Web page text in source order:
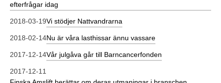
efterfrågar idag
2018-03-19Vi stödjer Nattvandrarna
2018-02-14Nu är våra lasthissar ännu vassare
2017-12-14Vår julgåva går till Barncancerfonden
2017-12-11